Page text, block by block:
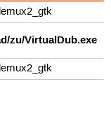
zu/VirtualDub.exe